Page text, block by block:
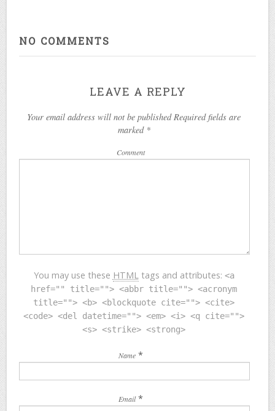
NO COMMENTS
LEAVE A REPLY
Your email address will not be published Required fields are
marked *
Comment
You may use these HTMLtags and attributes: <a
href="" title=""> <abbr title=""> <acronym
title=""> <b> <blockquote cite=""> <cite>
<code> <del datetime=""> <em> <i> <q cite="">
<s> <strike> <strong>
Name *
Email *